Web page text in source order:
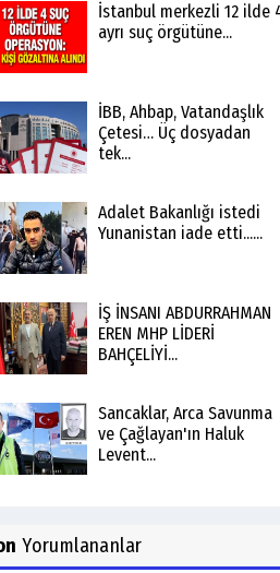
İstanbul merkezli 12 ilde
ayrı suç örgütüne...
İBB, Ahbap, Vatandaşlık
Çetesi… Üç dosyadan
tek...
Adalet Bakanlığı istedi
Yunanistan iade etti......
İŞ İNSANI ABDURRAHMAN
EREN MHP LİDERİ
BAHÇELİYİ...
Sancaklar, Arca Savunma
ve Çağlayan'ın Haluk
Levent...
Yorumlananlar